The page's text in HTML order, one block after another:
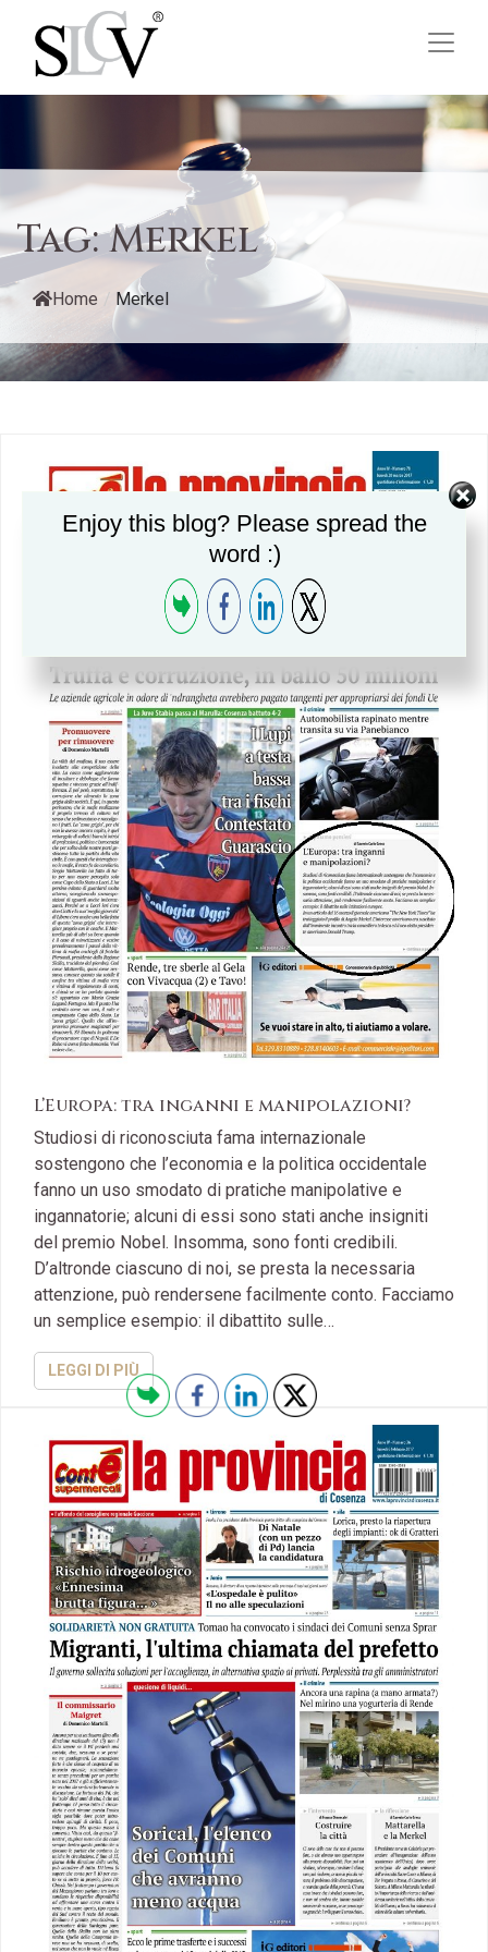
Tag:Merkel
Home / Merkel
L’Europa: tra inganni e manipolazioni?
Studiosi di riconosciuta fama internazionale
sostengono che l’economia e la politica occidentale
fanno un uso smodato di pratiche manipolative e
ingannatorie; alcuni di essi sono stati anche insigniti
del premio Nobel. Insomma, sono fonti credibili.
D’altronde ciascuno di noi, se presta la necessaria
attenzione, può rendersene facilmente conto. Facciamo
un semplice esempio: il dibattito sulle…
LEGGI DI PIÙ
Enjoy this blog? Please spread the
word :)